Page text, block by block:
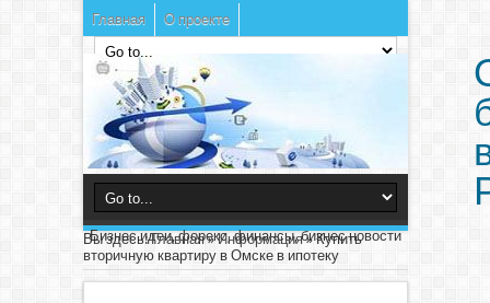
Главная О проекте
Бизнес идеи, форекс, финансы, бизнес новости
Вы здесь:Главная»Информация»Купить
вторичную квартиру в Омске в ипотеку